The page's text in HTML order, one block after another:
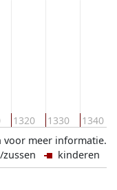
1320 1330 1340
voor meer informatie.
zussen kinderen